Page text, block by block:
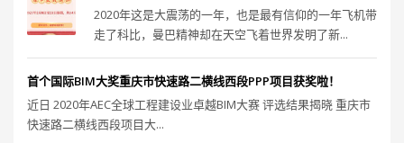
2020年这是大震荡的一年，也是最有信仰的一年飞机带
走了科比，曼巴精神却在天空飞着世界发明了新...
首个国际BIM大奖重庆市快速路二横线西段PPP项目获奖啦！
近日 2020年AEC全球工程建设业卓越BIM大赛 评选结果揭晓 重庆市
快速路二横线西段项目大...